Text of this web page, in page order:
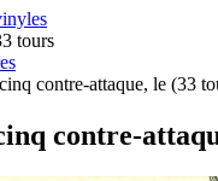
tours
contre-attaque, le (33
contre-